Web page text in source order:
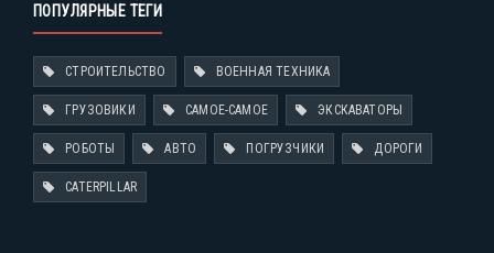
ПОПУЛЯРНЫЕ ТЕГИ
СТРОИТЕЛЬСТВО ВОЕННАЯ ТЕХНИКА
ГРУЗОВИКИ САМОЕ-САМОЕ ЭКСКАВАТОРЫ
РОБОТЫ АВТО ПОГРУЗЧИКИ ДОРОГИ
CATERPILLAR